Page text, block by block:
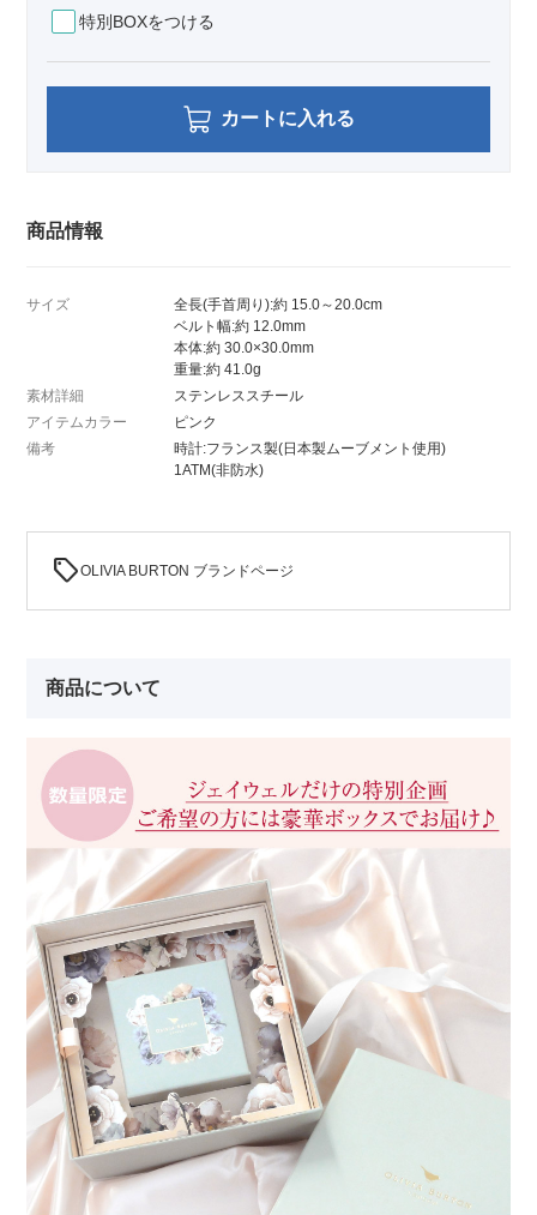
特別BOXをつける
カートに入れる
商品情報
サイズ
全長(手首周り):約 15.0～20.0cm
ベルト幅:約 12.0mm
本体:約 30.0×30.0mm
重量:約 41.0g
素材詳細
ステンレススチール
アイテムカラー
ピンク
備考
時計:フランス製(日本製ムーブメント使用)
1ATM(非防水)
sellOLIVIA BURTON ブランドページ
商品について